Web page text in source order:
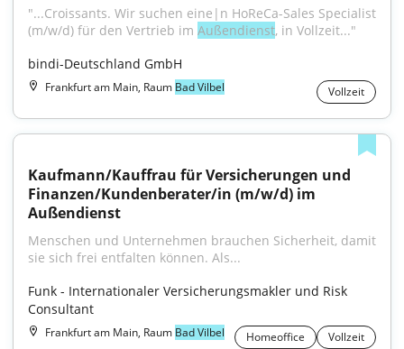
"...Croissants. Wir suchen eine|n HoReCa-Sales Specialist
(m/w/d) für den Vertrieb im Außendienst, in Vollzeit..."
bindi-Deutschland GmbH
Frankfurt am Main, Raum Bad Vilbel Vollzeit
Kaufmann/Kauffrau für Versicherungen und
Finanzen/Kundenberater/in (m/w/d) im
Außendienst
Menschen und Unternehmen brauchen Sicherheit, damit
sie sich frei entfalten können. Als...
Funk - Internationaler Versicherungsmakler und Risk
Consultant
Frankfurt am Main, Raum Bad Vilbel Homeoffice Vollzeit